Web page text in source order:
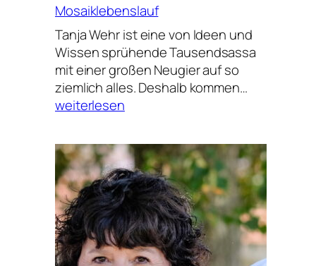
Mosaiklebenslauf
Tanja Wehr ist eine von Ideen und
Wissen sprühende Tausendsassa
mit einer großen Neugier auf so
ziemlich alles. Deshalb kommen…
weiterlesen